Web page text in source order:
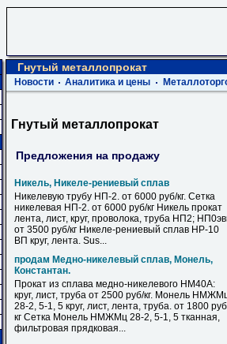
Гнутый металлопрокат
Новости Аналитика и цены
Гнутый металлопрокат
Предложения на продажу
Никель, Никеле-рениевый сплав
Никелевую трубу НП-2. от 6000 руб/кг. Сетка
никелевая НП-2. от 6000 руб/кг Никель прокат
лента, лист, круг, проволока, труба НП2;
от 3500 руб/кг Никеле-рениевый сплав НР-10
ВП круг, лента. Sus...
продам Медно-никелевый сплав, Монель,
Константан.
Прокат из сплава медно-никелевого НМ40А:
круг, лист, труба от 2500 руб/кг. Монель
28-2, 5-1, 5 круг, лист, лента, труба. от 1800
кг Сетка Монель НМЖМц 28-2, 5-1, 5 тканная,
фильтровая прядковая...